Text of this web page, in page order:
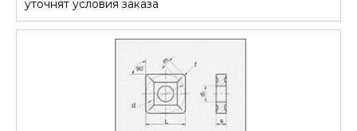
уточнят условия заказа